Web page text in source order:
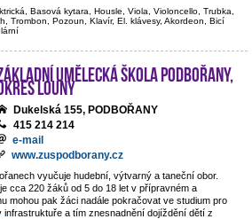
Basová kytara, Housle, Viola, Violoncello, Trubka,
Trombon, Pozoun, Klavír, El. klávesy, Akordeon, Bicí
umělecká škola Podbořany,
Louny
Dukelská 155, PODBOŘANY
415 214 214
e-mail
www.zuspodborany.cz
vyučuje hudební, výtvarný a taneční obor.
cca 220 žáků od 5 do 18 let v přípravném a
mohou pak žáci nadále pokračovat ve studium pro
infrastruktuře a tím znesnadnění dojíždění dětí z